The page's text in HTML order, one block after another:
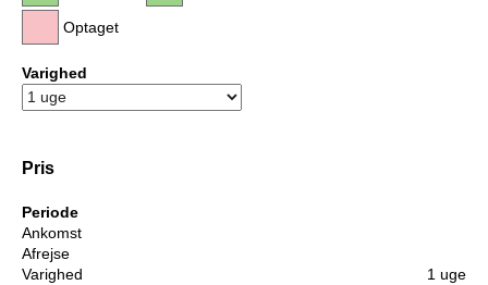
Optaget
Varighed
Pris
Periode
Ankomst
Afrejse
Varighed
1 uge